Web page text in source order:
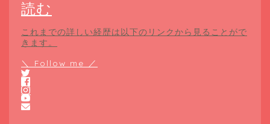
読む
これまでの詳しい経歴は以下のリンクから見ることがで
きます。
＼ Follow me ／